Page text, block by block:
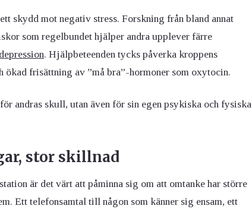
skydd mot negativ stress. Forskning från bland annat
som regelbundet hjälper andra upplever färre
depression. Hjälpbeteenden tycks påverka kroppens
ökad frisättning av ”må bra”-hormoner som oxytocin.
andras skull, utan även för sin egen psykiska och fysiska
stor skillnad
är det värt att påminna sig om att omtanke har större
Ett telefonsamtal till någon som känner sig ensam, ett